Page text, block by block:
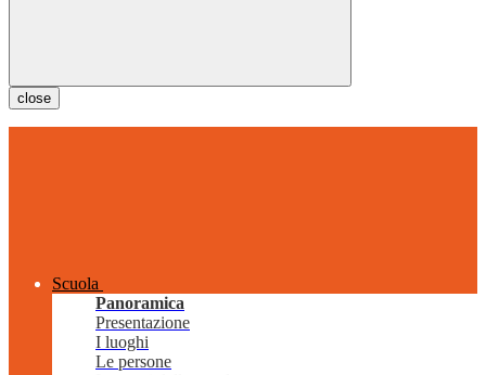
close
Scuola
Panoramica
Presentazione
I luoghi
Le persone